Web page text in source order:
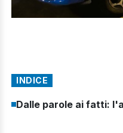
INDICE
Dalle parole ai fatti: